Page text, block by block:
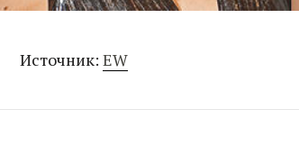
Источник:EW